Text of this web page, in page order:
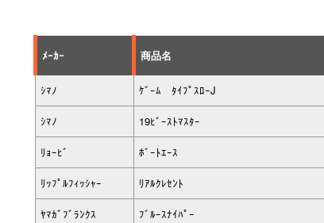
ﾒｰｶｰ 商品名
ｼﾏﾉ ｹﾞｰﾑ ﾀｲﾌﾟｽﾛｰJ
ｼﾏﾉ 19ﾋﾞｰｽﾄﾏｽﾀｰ
ﾘｮｰﾋﾞ ﾎﾞｰﾄｴｰｽ
ﾘｯﾌﾟﾙﾌｨｯｼｬｰ ﾘｱﾙｸﾚｾﾝﾄ
ﾔﾏｶﾞﾌﾞﾗﾝｸｽ ﾌﾞﾙｰｽﾅｲﾊﾟｰ